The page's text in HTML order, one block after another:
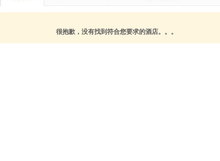
很抱歉，没有找到符合您要求的酒店。。。